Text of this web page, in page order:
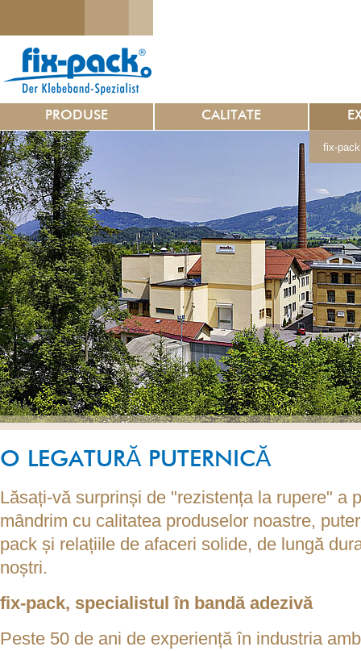
PRODUSE CALITATE
fix-
O LEGATURĂ PUTERNICĂ
Lăsați-vă surprinși de "rezistența la rupere" a
mândrim cu calitatea produselor noastre,
pack și relațiile de afaceri solide, de lungă
noștri.
fix-pack, specialistul în bandă adezivă
Peste 50 de ani de experiență în industria